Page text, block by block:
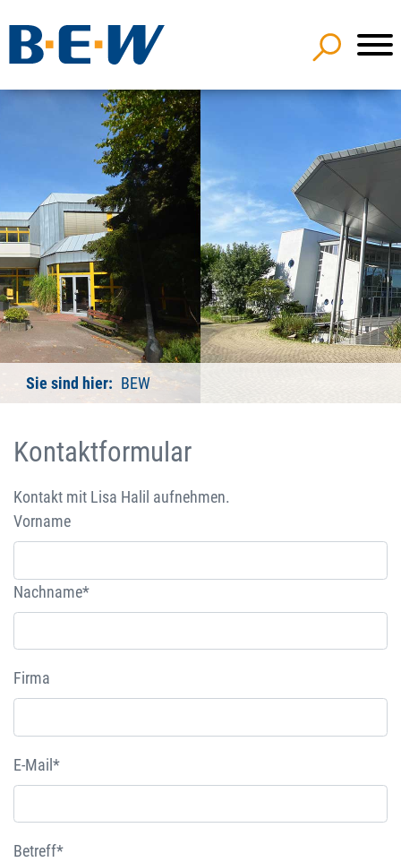
Sie sind hier: BEW
Kontaktformular
Kontakt mit Lisa Halil aufnehmen.
Vorname
Nachname*
Firma
E-Mail*
Betreff*